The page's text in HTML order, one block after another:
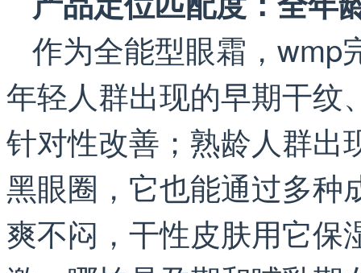
作为全能型眼霜，wmp
年轻人群出现的早期干纹
针对性改善；熟龄人群出
黑眼圈，它也能通过多种
爽不闷，干性皮肤用它保